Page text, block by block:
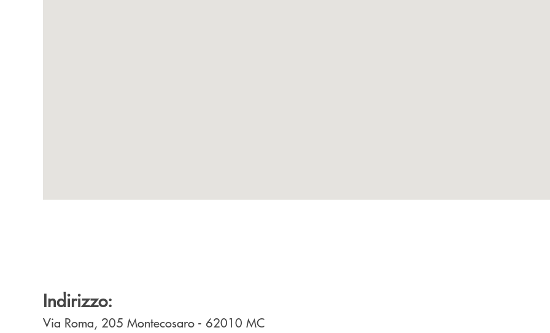
Indirizzo:
Via Roma, 205 Montecosaro - 62010 MC